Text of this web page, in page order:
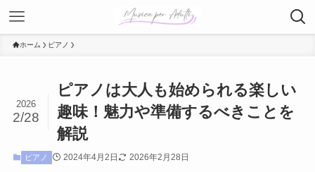
ホーム ピアノ
ピアノは大人も始められる楽しい
趣味！魅力や準備するべきことを
解説
2026
2/28
ピアノ 2024年4月2日 2026年2月28日